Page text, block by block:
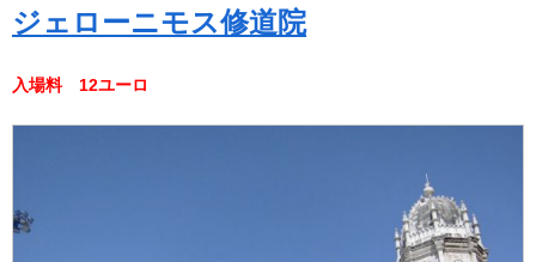
ジェローニモス修道院
入場料 12ユーロ